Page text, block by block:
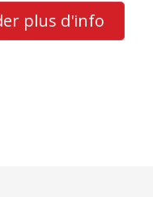
plus d'info